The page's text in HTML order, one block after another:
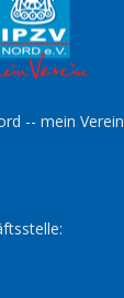
-- mein Verein